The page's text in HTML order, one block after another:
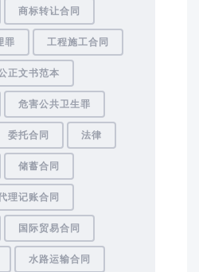
商标转让合同
罪 工程施工合同
正文书范本
危害公共卫生罪
委托合同 法律
储蓄合同
理记账合同
国际贸易合同
水路运输合同